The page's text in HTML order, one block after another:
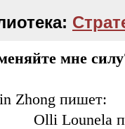
мне
Zhong пишет:
Olli Lounela